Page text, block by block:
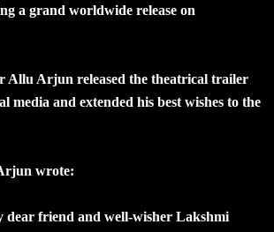
a grand worldwide release on
Allu Arjun released the theatrical trailer
media and extended his best wishes to the
wrote:
dear friend and well-wisher Lakshmi